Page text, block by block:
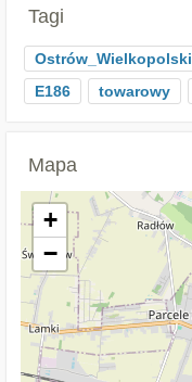
Tagi
Ostrów_Wielkopolski
E186
towarowy
Mapa
+
−